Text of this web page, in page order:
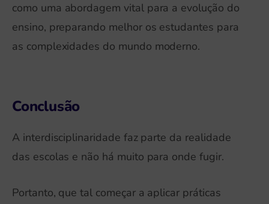
como uma abordagem vital para a evolução do
ensino, preparando melhor os estudantes para
as complexidades do mundo moderno.
Conclusão
A interdisciplinaridade faz parte da realidade
das escolas e não há muito para onde fugir.
Portanto, que tal começar a aplicar práticas